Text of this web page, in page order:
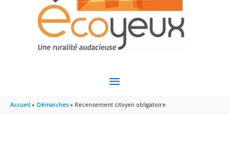
MENU
PRINCIPAL
Accueil Démarches Recensement citoyen obligatoire